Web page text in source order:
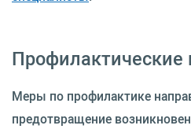
Меры по профилактике
предотвращение